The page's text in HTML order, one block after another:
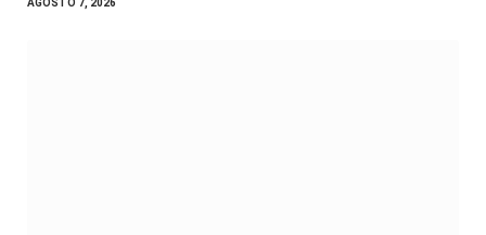
AGOSTO 7, 2026